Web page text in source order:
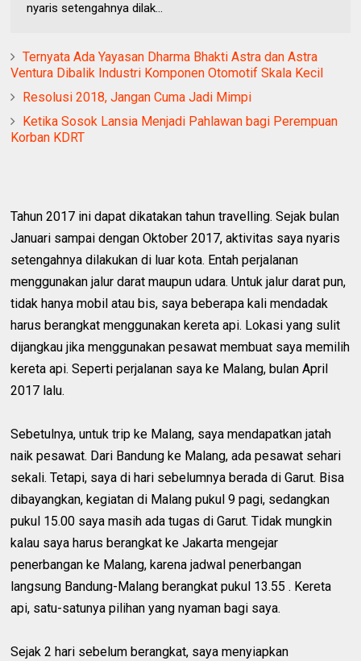
nyaris setengahnya dilak...
Ternyata Ada Yayasan Dharma Bhakti Astra dan Astra
Ventura Dibalik Industri Komponen Otomotif Skala Kecil
Resolusi 2018, Jangan Cuma Jadi Mimpi
Ketika Sosok Lansia Menjadi Pahlawan bagi Perempuan
Korban KDRT
Tahun 2017 ini dapat dikatakan tahun travelling. Sejak bulan
Januari sampai dengan Oktober 2017, aktivitas saya nyaris
setengahnya dilakukan di luar kota. Entah perjalanan
menggunakan jalur darat maupun udara. Untuk jalur darat pun,
tidak hanya mobil atau bis, saya beberapa kali mendadak
harus berangkat menggunakan kereta api. Lokasi yang sulit
dijangkau jika menggunakan pesawat membuat saya memilih
kereta api. Seperti perjalanan saya ke Malang, bulan April
2017 lalu.
Sebetulnya, untuk trip ke Malang, saya mendapatkan jatah
naik pesawat. Dari Bandung ke Malang, ada pesawat sehari
sekali. Tetapi, saya di hari sebelumnya berada di Garut. Bisa
dibayangkan, kegiatan di Malang pukul 9 pagi, sedangkan
pukul 15.00 saya masih ada tugas di Garut. Tidak mungkin
kalau saya harus berangkat ke Jakarta mengejar
penerbangan ke Malang, karena jadwal penerbangan
langsung Bandung-Malang berangkat pukul 13.55 . Kereta
api, satu-satunya pilihan yang nyaman bagi saya.
Sejak 2 hari sebelum berangkat, saya menyiapkan